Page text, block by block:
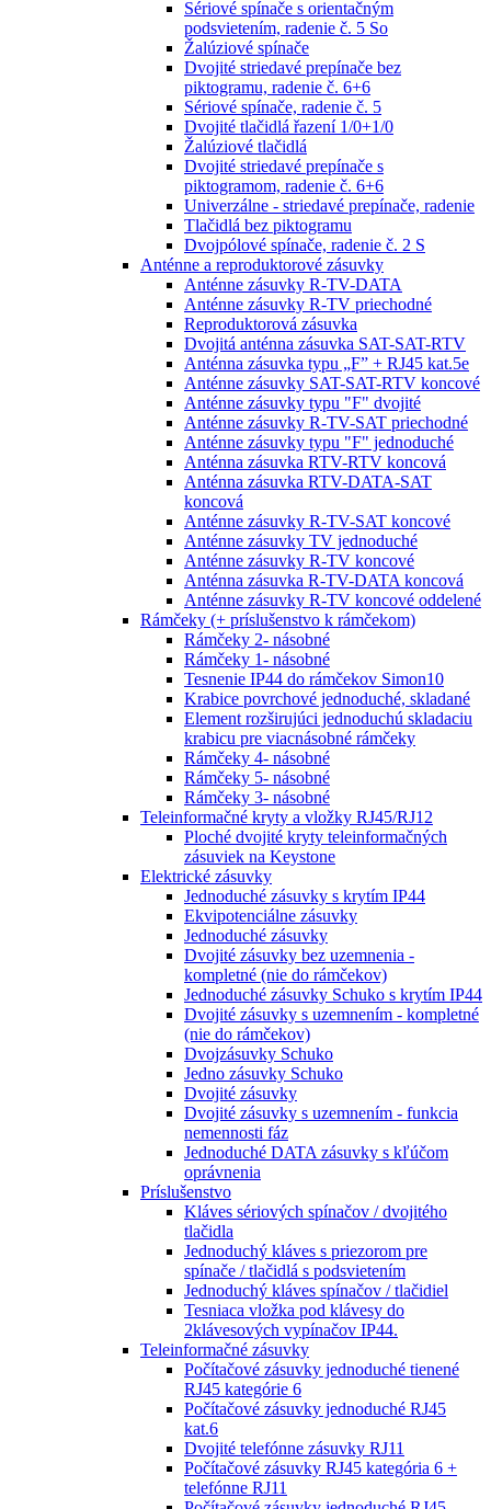
Sériové spínače s orientačným
podsvietením, radenie č. 5 So
Žalúziové spínače
Dvojité striedavé prepínače bez
piktogramu, radenie č. 6+6
Sériové spínače, radenie č. 5
Dvojité tlačidlá řazení 1/0+1/0
Žalúziové tlačidlá
Dvojité striedavé prepínače s
piktogramom, radenie č. 6+6
Univerzálne - striedavé prepínače, radenie
Tlačidlá bez piktogramu
Dvojpólové spínače, radenie č. 2 S
Anténne a reproduktorové zásuvky
Anténne zásuvky R-TV-DATA
Anténne zásuvky R-TV priechodné
Reproduktorová zásuvka
Dvojitá anténna zásuvka SAT-SAT-RTV
Anténna zásuvka typu „F” + RJ45 kat.5e
Anténne zásuvky SAT-SAT-RTV koncové
Anténne zásuvky typu "F" dvojité
Anténne zásuvky R-TV-SAT priechodné
Anténne zásuvky typu "F" jednoduché
Anténna zásuvka RTV-RTV koncová
Anténna zásuvka RTV-DATA-SAT
koncová
Anténne zásuvky R-TV-SAT koncové
Anténne zásuvky TV jednoduché
Anténne zásuvky R-TV koncové
Anténna zásuvka R-TV-DATA koncová
Anténne zásuvky R-TV koncové oddelené
Rámčeky (+ príslušenstvo k rámčekom)
Rámčeky 2- násobné
Rámčeky 1- násobné
Tesnenie IP44 do rámčekov Simon10
Krabice povrchové jednoduché, skladané
Element rozširujúci jednoduchú skladaciu
krabicu pre viacnásobné rámčeky
Rámčeky 4- násobné
Rámčeky 5- násobné
Rámčeky 3- násobné
Teleinformačné kryty a vložky RJ45/RJ12
Ploché dvojité kryty teleinformačných
zásuviek na Keystone
Elektrické zásuvky
Jednoduché zásuvky s krytím IP44
Ekvipotenciálne zásuvky
Jednoduché zásuvky
Dvojité zásuvky bez uzemnenia -
kompletné (nie do rámčekov)
Jednoduché zásuvky Schuko s krytím IP44
Dvojité zásuvky s uzemnením - kompletné
(nie do rámčekov)
Dvojzásuvky Schuko
Jedno zásuvky Schuko
Dvojité zásuvky
Dvojité zásuvky s uzemnením - funkcia
nemennosti fáz
Jednoduché DATA zásuvky s kľúčom
oprávnenia
Príslušenstvo
Kláves sériových spínačov / dvojitého
tlačidla
Jednoduchý kláves s priezorom pre
spínače / tlačidlá s podsvietením
Jednoduchý kláves spínačov / tlačidiel
Tesniaca vložka pod klávesy do
2klávesových vypínačov IP44.
Teleinformačné zásuvky
Počítačové zásuvky jednoduché tienené
RJ45 kategórie 6
Počítačové zásuvky jednoduché RJ45
kat.6
Dvojité telefónne zásuvky RJ11
Počítačové zásuvky RJ45 kategória 6 +
telefónne RJ11